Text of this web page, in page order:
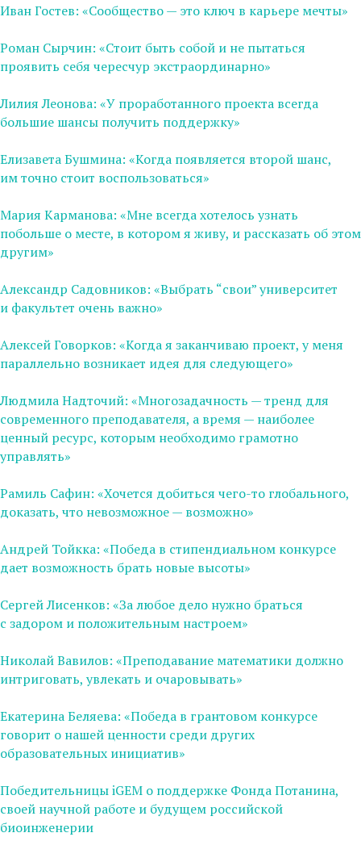
Иван Гостев: «Сообщество — это ключ в карьере мечты»
Роман Сырчин: «Стоит быть собой и не пытаться
проявить себя чересчур экстраординарно»
Лилия Леонова: «У проработанного проекта всегда
большие шансы получить поддержку»
Елизавета Бушмина: «Когда появляется второй шанс,
им точно стоит воспользоваться»
Мария Карманова: «Мне всегда хотелось узнать
побольше о месте, в котором я живу, и рассказать об этом
другим»
Александр Садовников: «Выбрать “свои” университет
и факультет очень важно»
Алексей Говорков: «Когда я заканчиваю проект, у меня
параллельно возникает идея для следующего»
Людмила Надточий: «Многозадачность — тренд для
современного преподавателя, а время — наиболее
ценный ресурс, которым необходимо грамотно
управлять»
Рамиль Сафин: «Хочется добиться чего-то глобального,
доказать, что невозможное — возможно»
Андрей Тойкка: «Победа в cтипендиальном конкурсе
дает возможность брать новые высоты»
Сергей Лисенков: «За любое дело нужно браться
с задором и положительным настроем»
Николай Вавилов: «Преподавание математики должно
интриговать, увлекать и очаровывать»
Екатерина Беляева: «Победа в грантовом конкурсе
говорит о нашей ценности среди других
образовательных инициатив»
Победительницы iGEM о поддержке Фонда Потанина,
своей научной работе и будущем российской
биоинженерии